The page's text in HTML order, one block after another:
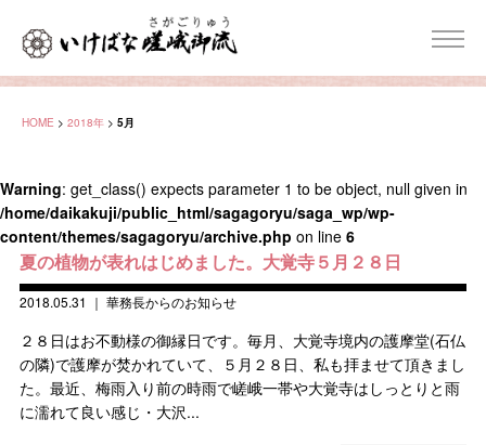
HOME > 2018年 > 5月
Warning: get_class() expects parameter 1 to be object, null given in
/home/daikakuji/public_html/sagagoryu/saga_wp/wp-
content/themes/sagagoryu/archive.php on line 6
夏の植物が表れはじめました。大覚寺５月２８日
2018.05.31 ｜ 華務長からのお知らせ
２８日はお不動様の御縁日です。毎月、大覚寺境内の護摩堂(石仏
の隣)で護摩が焚かれていて、５月２８日、私も拝ませて頂きまし
た。最近、梅雨入り前の時雨で嵯峨一帯や大覚寺はしっとりと雨
に濡れて良い感じ・大沢...